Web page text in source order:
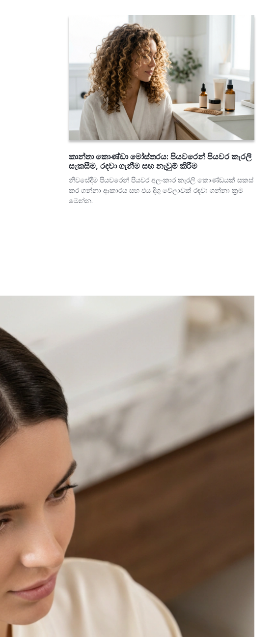
කාන්තා කොණ්ඩා මෝස්තරය: පියවරෙන් පියවර කැරලි
සැකසීම, රඳවා ගැනීම සහ නැවුම් කිරීම
නිවසේදීම පියවරෙන් පියවර අලංකාර කැරලි කොණ්ඩයක් සකස්
කර ගන්නා ආකාරය සහ එය දිගු වේලාවක් රඳවා ගන්නා ක්‍රම
මෙන්න.